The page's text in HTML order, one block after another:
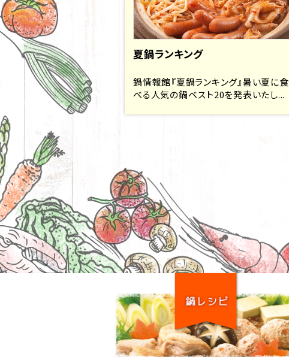
夏鍋ランキング
鍋情報館『夏鍋ランキング』暑い夏に食
べる人気の鍋ベスト20を発表いたし...